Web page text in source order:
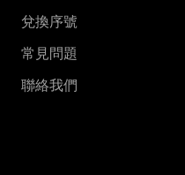
兌換序號
常見問題
聯絡我們